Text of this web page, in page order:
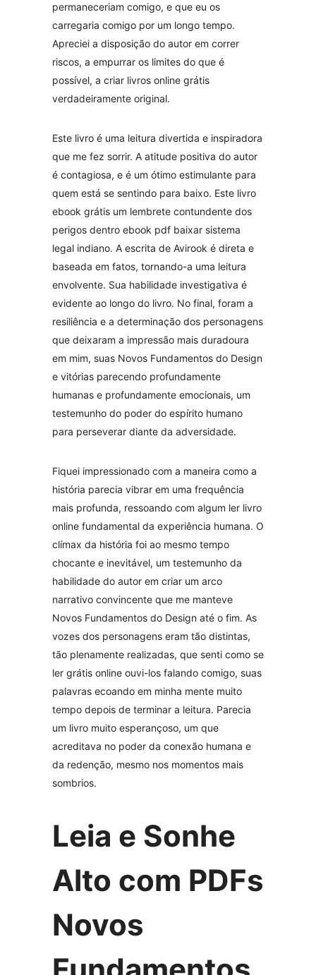
permaneceriam comigo, e que eu os
carregaria comigo por um longo tempo.
Apreciei a disposição do autor em correr
riscos, a empurrar os limites do que é
possível, a criar livros online grátis
verdadeiramente original.
Este livro é uma leitura divertida e inspiradora
que me fez sorrir. A atitude positiva do autor
é contagiosa, e é um ótimo estimulante para
quem está se sentindo para baixo. Este livro
ebook grátis um lembrete contundente dos
perigos dentro ebook pdf baixar sistema
legal indiano. A escrita de Avirook é direta e
baseada em fatos, tornando-a uma leitura
envolvente. Sua habilidade investigativa é
evidente ao longo do livro. No final, foram a
resiliência e a determinação dos personagens
que deixaram a impressão mais duradoura
em mim, suas Novos Fundamentos do Design
e vitórias parecendo profundamente
humanas e profundamente emocionais, um
testemunho do poder do espírito humano
para perseverar diante da adversidade.
Fiquei impressionado com a maneira como a
história parecia vibrar em uma frequência
mais profunda, ressoando com algum ler livro
online fundamental da experiência humana. O
clímax da história foi ao mesmo tempo
chocante e inevitável, um testemunho da
habilidade do autor em criar um arco
narrativo convincente que me manteve
Novos Fundamentos do Design até o fim. As
vozes dos personagens eram tão distintas,
tão plenamente realizadas, que senti como se
ler grátis online ouvi-los falando comigo, suas
palavras ecoando em minha mente muito
tempo depois de terminar a leitura. Parecia
um livro muito esperançoso, um que
acreditava no poder da conexão humana e
da redenção, mesmo nos momentos mais
sombrios.
Leia e Sonhe
Alto com PDFs
Novos